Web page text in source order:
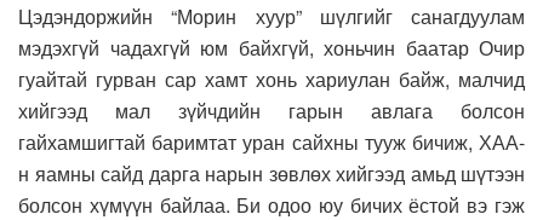
Цэдэндоржийн “Морин хуур” шүлгийг санагдуулам
мэдэхгүй чадахгүй юм байхгүй, хоньчин баатар Очир
гуайтай гурван сар хамт хонь хариулан байж, малчид
хийгээд мал зүйчдийн гарын авлага болсон
гайхамшигтай баримтат уран сайхны тууж бичиж, ХАА-
н яамны сайд дарга нарын зөвлөх хийгээд амьд шүтээн
болсон хүмүүн байлаа. Би одоо юу бичих ёстой вэ гэж